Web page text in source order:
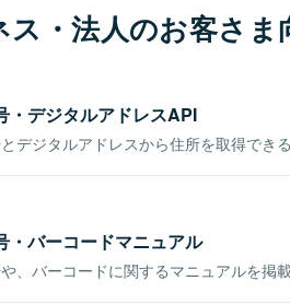
ス・法人のお客さま
・デジタルアドレスAPI
デジタルアドレスから住所を取得でき
・バーコードマニュアル
、バーコードに関するマニュアルを掲載